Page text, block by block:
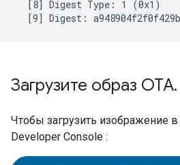
  [8] Digest Type: 1 (0x1)
Загрузите образ OTA.
Чтобы загрузить изображение в
Developer Console :